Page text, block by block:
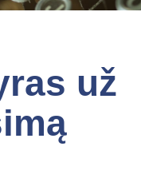
už